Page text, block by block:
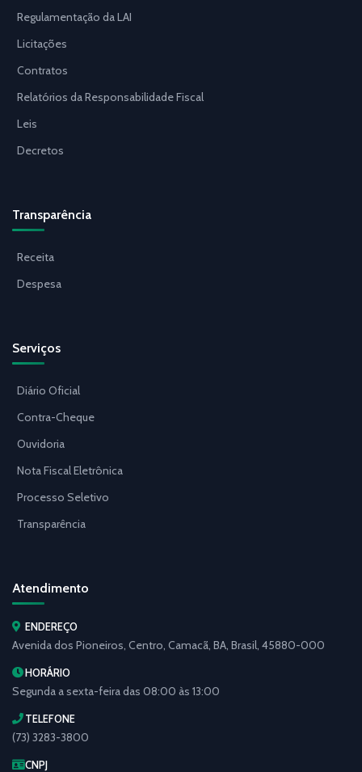
Regulamentação da LAI
Licitações
Contratos
Relatórios da Responsabilidade Fiscal
Leis
Decretos
Transparência
Receita
Despesa
Serviços
Diário Oficial
Contra-Cheque
Ouvidoria
Nota Fiscal Eletrônica
Processo Seletivo
Transparência
Atendimento
ENDEREÇO
Avenida dos Pioneiros, Centro, Camacã, BA, Brasil, 45880-000
HORÁRIO
Segunda a sexta-feira das 08:00 às 13:00
TELEFONE
(73) 3283-3800
CNPJ